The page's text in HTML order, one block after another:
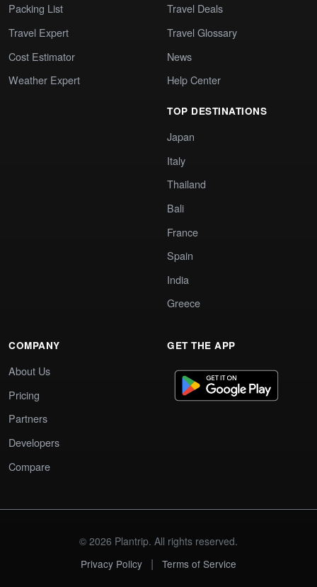
Packing List
Travel Expert
Cost Estimator
Weather Expert
Travel Deals
Travel Glossary
News
Help Center
TOP DESTINATIONS
Japan
Italy
Thailand
Bali
France
Spain
India
Greece
COMPANY
About Us
Pricing
Partners
Developers
Compare
GET THE APP
© 2026 Plantrip. All rights reserved.
Privacy Policy
| Terms of Service